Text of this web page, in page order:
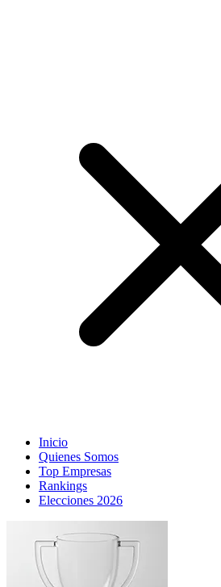
Inicio
Quienes Somos
Top Empresas
Rankings
Elecciones 2026